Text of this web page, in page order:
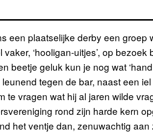
een plaatselijke derby een groep
‘hooligan-uitjes’, op bezoek
beetje geluk kun je nog wat
tegen de bar, naast een
te vragen wat hij al jaren wilde
rond zijn harde kern
het ventje dan, zenuwachtig aan